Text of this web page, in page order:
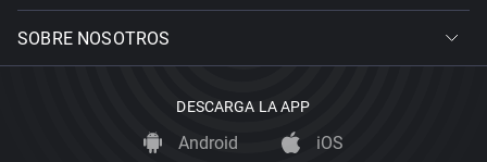
SOBRE NOSOTROS
DESCARGA LA APP
Android iOS